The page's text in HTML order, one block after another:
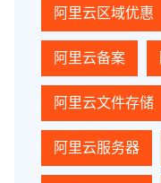
阿里云区域优惠
阿里云备案
阿里云文件存储
阿里云服务器